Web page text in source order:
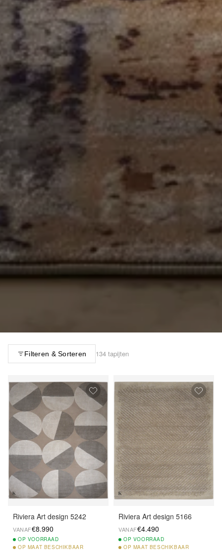
Filteren & Sorteren 134 tapijten
Riviera Art design 5242
VANAF€8.990
OP VOORRAAD
OP MAAT BESCHIKBAAR
Riviera Art design 5166
VANAF€4.490
OP VOORRAAD
OP MAAT BESCHIKBAAR